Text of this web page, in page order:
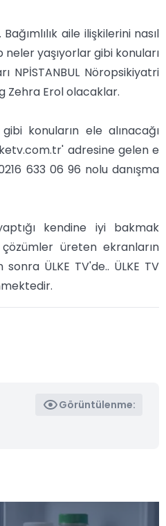
aile ilişkilerini nasıl
yaşıyorlar gibi konuları
Nöropsikiyatri
Zehra Erol olacaklar.
konuların ele alınacağı
' adresine gelen e
633 06 96 nolu danışma
kendine iyi bakmak
üreten ekranların
ÜLKE TV'de.. ÜLKE TV
Görüntülenme: